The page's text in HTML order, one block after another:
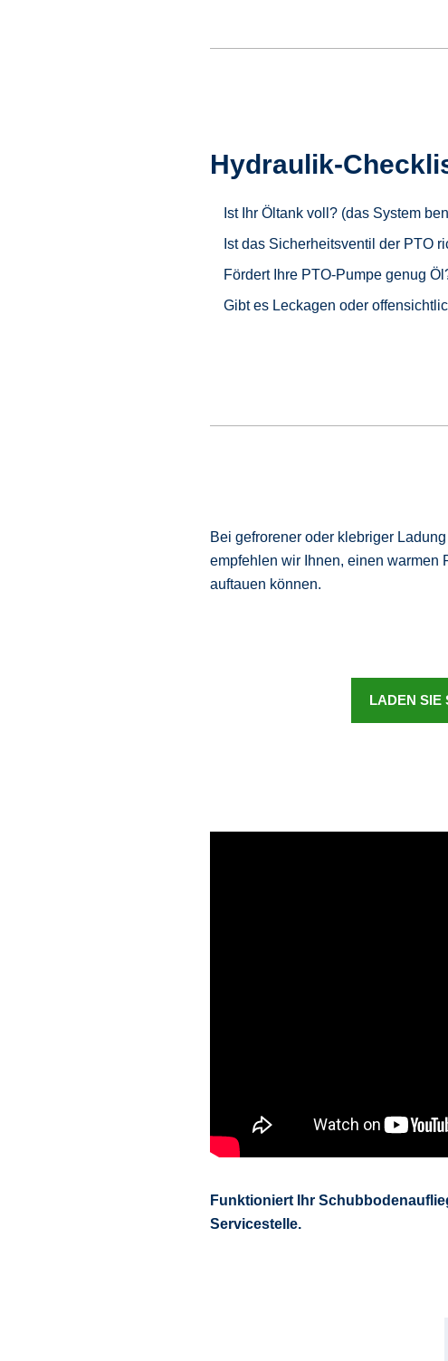
Hydraulik-
Ist Ihr Öltank voll? (das System
Ist das Sicherheitsventil der PTO
Fördert Ihre PTO-Pumpe genug
Gibt es Leckagen oder
Bei gefrorener oder klebriger
empfehlen wir Ihnen, einen warmen
auftauen können.
LADEN SIE
Funktioniert Ihr
Servicestelle.